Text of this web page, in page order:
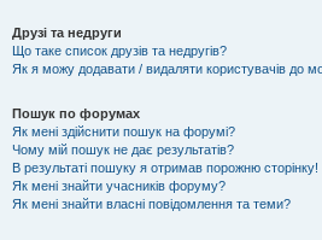
Друзі та недруги
Що таке список друзів та недругів?
Як я можу додавати / видаляти користувачів до
Пошук по форумах
Як мені здійснити пошук на форумі?
Чому мій пошук не дає результатів?
В результаті пошуку я отримав порожню сторінку!
Як мені знайти учасників форуму?
Як мені знайти власні повідомлення та теми?